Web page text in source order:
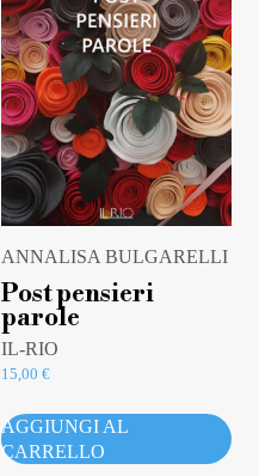
ANNALISA BULGARELLI
Post pensieri
parole
IL-RIO
15,00€
AGGIUNGI AL
CARRELLO